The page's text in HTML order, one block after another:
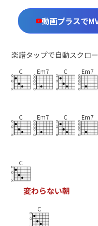
動画プラスで
楽譜タップで自動スクロ
C Em7 C Em7
C Em7 C Em7
C
変わらない朝
C